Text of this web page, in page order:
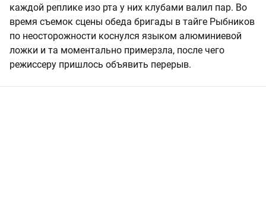
каждой реплике изо рта у них клубами валил пар. Во
время съемок сцены обеда бригады в тайге Рыбников
по неосторожности коснулся языком алюминиевой
ложки и та моментально примерзла, после чего
режиссеру пришлось объявить перерыв.